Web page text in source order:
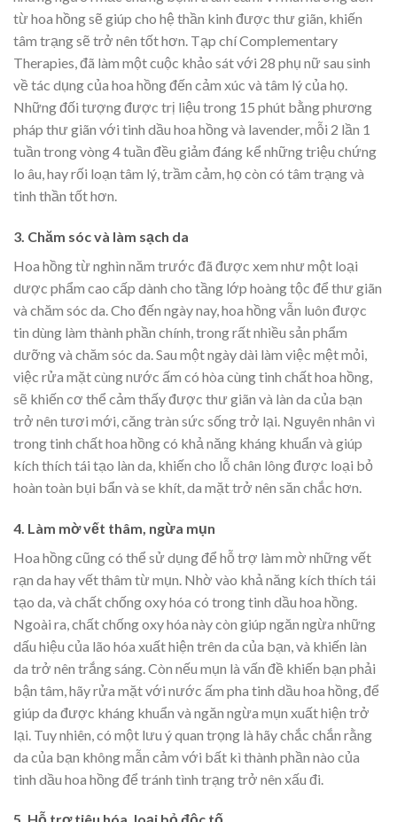
từ hoa hồng sẽ giúp cho hệ thần kinh được thư giãn, khiến
tâm trạng sẽ trở nên tốt hơn. Tạp chí Complementary
Therapies, đã làm một cuộc khảo sát với 28 phụ nữ sau sinh
về tác dụng của hoa hồng đến cảm xúc và tâm lý của họ.
Những đối tượng được trị liệu trong 15 phút bằng phương
pháp thư giãn với tinh dầu hoa hồng và lavender, mỗi 2 lần 1
tuần trong vòng 4 tuần đều giảm đáng kể những triệu chứng
lo âu, hay rối loạn tâm lý, trầm cảm, họ còn có tâm trạng và
tinh thần tốt hơn.
3. Chăm sóc và làm sạch da
Hoa hồng từ nghìn năm trước đã được xem như một loại
dược phẩm cao cấp dành cho tầng lớp hoàng tộc để thư giãn
và chăm sóc da. Cho đến ngày nay, hoa hồng vẫn luôn được
tin dùng làm thành phần chính, trong rất nhiều sản phẩm
dưỡng và chăm sóc da. Sau một ngày dài làm việc mệt mỏi,
việc rửa mặt cùng nước ấm có hòa cùng tinh chất hoa hồng,
sẽ khiến cơ thể cảm thấy được thư giãn và làn da của bạn
trở nên tươi mới, căng tràn sức sống trở lại. Nguyên nhân vì
trong tinh chất hoa hồng có khả năng kháng khuẩn và giúp
kích thích tái tạo làn da, khiến cho lỗ chân lông được loại bỏ
hoàn toàn bụi bẩn và se khít, da mặt trở nên săn chắc hơn.
4. Làm mờ vết thâm, ngừa mụn
Hoa hồng cũng có thể sử dụng để hỗ trợ làm mờ những vết
rạn da hay vết thâm từ mụn. Nhờ vào khả năng kích thích tái
tạo da, và chất chống oxy hóa có trong tinh dầu hoa hồng.
Ngoài ra, chất chống oxy hóa này còn giúp ngăn ngừa những
dấu hiệu của lão hóa xuất hiện trên da của bạn, và khiến làn
da trở nên trắng sáng. Còn nếu mụn là vấn đề khiến bạn phải
bận tâm, hãy rửa mặt với nước ấm pha tinh dầu hoa hồng, để
giúp da được kháng khuẩn và ngăn ngừa mụn xuất hiện trở
lại. Tuy nhiên, có một lưu ý quan trọng là hãy chắc chắn rằng
da của bạn không mẫn cảm với bất kì thành phần nào của
tinh dầu hoa hồng để tránh tình trạng trở nên xấu đi.